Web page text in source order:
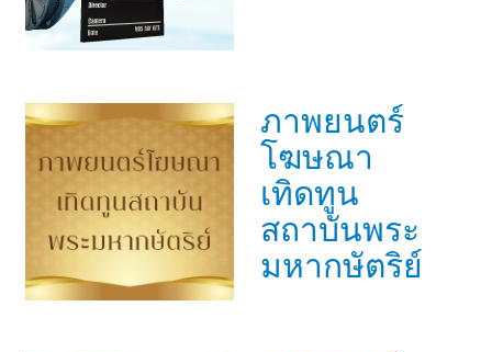
ภาพยนตร์
โฆษณา
เทิดทูน
สถาบันพระ
มหากษัตริย์